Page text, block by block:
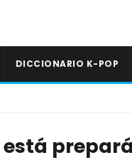
DICCIONARIO K-POP
está